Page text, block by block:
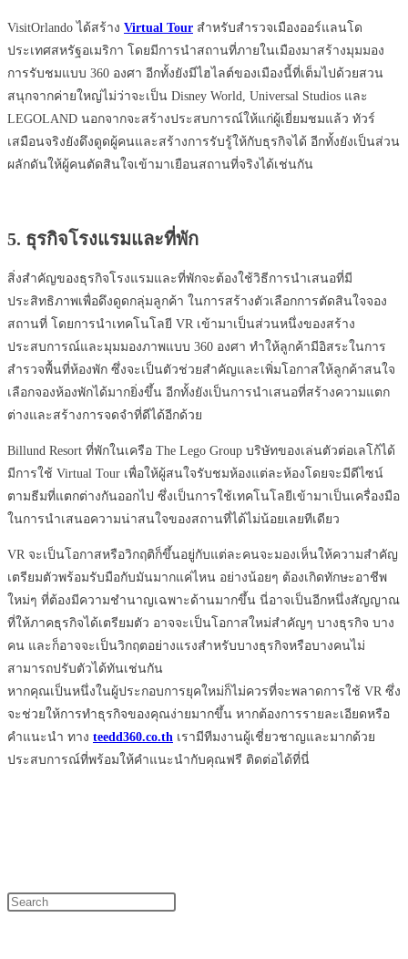
VisitOrlando ได้สร้าง Virtual Tour สำหรับสำรวจเมืองออร์แลนโด
ประเทศสหรัฐอเมริกา โดยมีการนำสถานที่ภายในเมืองมาสร้างมุมมอง
การรับชมแบบ 360 องศา อีกทั้งยังมีไฮไลต์ของเมืองนี้ที่เต็มไปด้วยสวน
สนุกจากค่ายใหญ่ไม่ว่าจะเป็น Disney World, Universal Studios และ
LEGOLAND นอกจากจะสร้างประสบการณ์ให้แก่ผู้เยี่ยมชมแล้ว ทัวร์
เสมือนจริงยังดึงดูดผู้คนและสร้างการรับรู้ให้กับธุรกิจได้ อีกทั้งยังเป็นส่วน
ผลักดันให้ผู้คนตัดสินใจเข้ามาเยือนสถานที่จริงได้เช่นกัน
5. ธุรกิจโรงแรมและที่พัก
สิ่งสำคัญของธุรกิจโรงแรมและที่พักจะต้องใช้วิธีการนำเสนอที่มี
ประสิทธิภาพเพื่อดึงดูดกลุ่มลูกค้า ในการสร้างตัวเลือกการตัดสินใจจอง
สถานที่ โดยการนำเทคโนโลยี VR เข้ามาเป็นส่วนหนึ่งของสร้าง
ประสบการณ์และมุมมองภาพแบบ 360 องศา ทำให้ลูกค้ามีอิสระในการ
สำรวจพื้นที่ห้องพัก ซึ่งจะเป็นตัวช่วยสำคัญและเพิ่มโอกาสให้ลูกค้าสนใจ
เลือกจองห้องพักได้มากยิ่งขึ้น อีกทั้งยังเป็นการนำเสนอที่สร้างความแตก
ต่างและสร้างการจดจำที่ดีได้อีกด้วย
Billund Resort ที่พักในเครือ The Lego Group บริษัทของเล่นตัวต่อเลโก้ได้
มีการใช้ Virtual Tour เพื่อให้ผู้สนใจรับชมห้องแต่ละห้องโดยจะมีดีไซน์
ตามธีมที่แตกต่างกันออกไป ซึ่งเป็นการใช้เทคโนโลยีเข้ามาเป็นเครื่องมือ
ในการนำเสนอความน่าสนใจของสถานที่ได้ไม่น้อยเลยทีเดียว
VR จะเป็นโอกาสหรือวิกฤติก็ขึ้นอยู่กับแต่ละคนจะมองเห็นให้ความสำคัญ
เตรียมตัวพร้อมรับมือกับมันมากแค่ไหน อย่างน้อยๆ ต้องเกิดทักษะอาชีพ
ใหม่ๆ ที่ต้องมีความชำนาญเฉพาะด้านมากขึ้น นี่อาจเป็นอีกหนึ่งสัญญาณ
ที่ให้ภาคธุรกิจได้เตรียมตัว อาจจะเป็นโอกาสใหม่สำคัญๆ บางธุรกิจ บาง
คน และก็อาจจะเป็นวิกฤตอย่างแรงสำหรับบางธุรกิจหรือบางคนไม่
สามารถปรับตัวได้ทันเช่นกัน
หากคุณเป็นหนึ่งในผู้ประกอบการยุคใหม่ก็ไม่ควรที่จะพลาดการใช้ VR ซึ่ง
จะช่วยให้การทำธุรกิจของคุณง่ายมากขึ้น หากต้องการรายละเอียดหรือ
คำแนะนำ ทาง teedd360.co.th เรามีทีมงานผู้เชี่ยวชาญและมากด้วย
ประสบการณ์ที่พร้อมให้คำแนะนำกับคุณฟรี ติดต่อได้ที่นี่